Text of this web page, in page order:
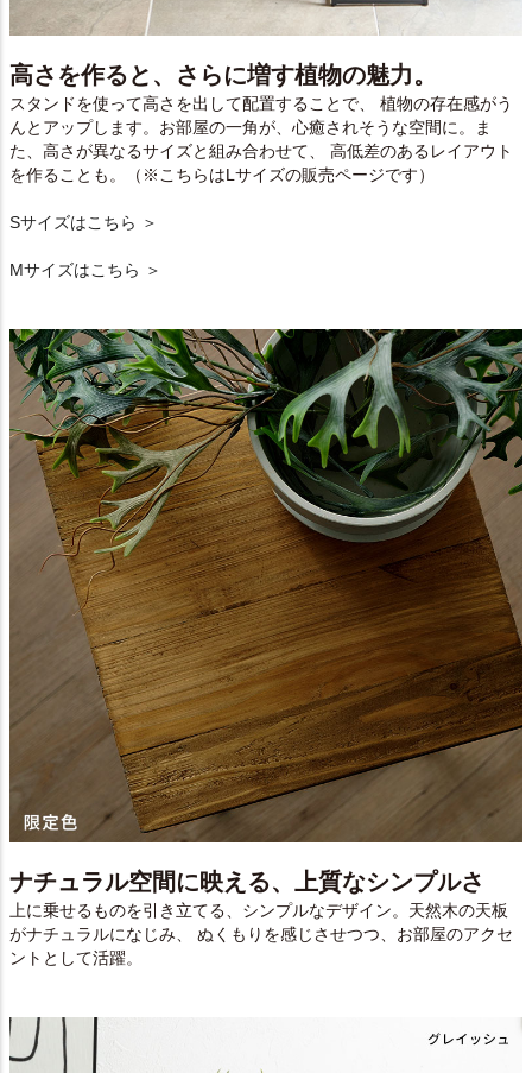
高さを作ると、さらに増す植物の魅力。
スタンドを使って高さを出して配置することで、 植物の存在感がう
んとアップします。お部屋の一角が、心癒されそうな空間に。ま
た、高さが異なるサイズと組み合わせて、 高低差のあるレイアウト
を作ることも。（※こちらはLサイズの販売ページです）
Sサイズはこちら ＞
Mサイズはこちら ＞
ナチュラル空間に映える、上質なシンプルさ
上に乗せるものを引き立てる、シンプルなデザイン。天然木の天板
がナチュラルになじみ、 ぬくもりを感じさせつつ、お部屋のアクセ
ントとして活躍。